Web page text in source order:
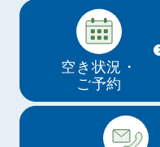
空き状況・
ご予約